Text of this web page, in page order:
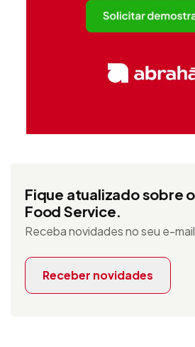
Fique atualizado sobre
Food Service.
Receba novidades no seu e-mail
Receber novidades